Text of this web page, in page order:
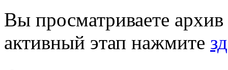
Вы просматриваете
активный этап нажмите